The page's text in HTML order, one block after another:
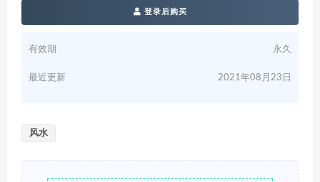
登录后购买
有效期 永久
最近更新 2021年08月23日
风水